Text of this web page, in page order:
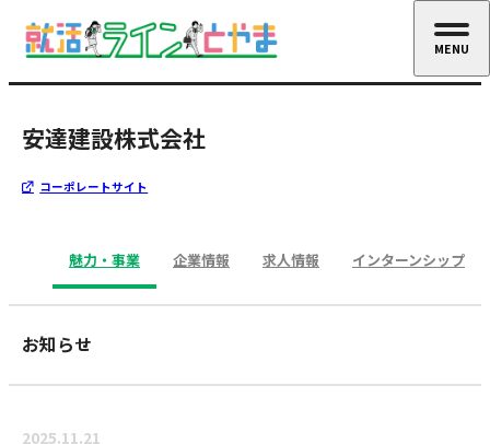
安達建設株式会社
コーポレートサイト
魅力・事業 企業情報 求人情報 インターンシップ
お知らせ
2025.11.21
MENU